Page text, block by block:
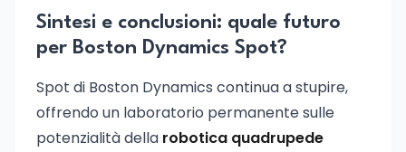
Sintesi e conclusioni: quale futuro
per Boston Dynamics Spot?
Spot di Boston Dynamics continua a stupire,
offrendo un laboratorio permanente sulle
potenzialità della robotica quadrupede